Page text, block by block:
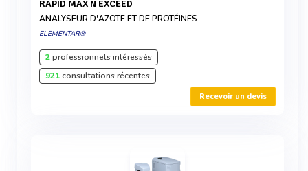
RAPID MAX N EXCEED
ANALYSEUR D'AZOTE ET DE PROTÉINES
ELEMENTAR®
2professionnels intéressés
921consultations récentes
Recevoir un devis